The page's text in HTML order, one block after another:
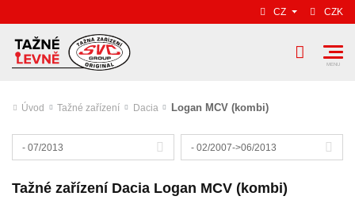
CZ CZK
Úvod Tažné zařízení Dacia Logan MCV (kombi)
- 07/2013 - 02/2007->06/2013
Tažné zařízení Dacia Logan MCV (kombi)